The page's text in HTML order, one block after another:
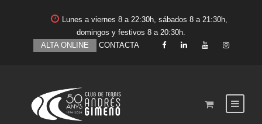
Lunes a viernes 8 a 22:30h, sábados 8 a 21:30h,
domingos y festivos 8 a 20:30h.
ALTA ONLINE
CONTACTA